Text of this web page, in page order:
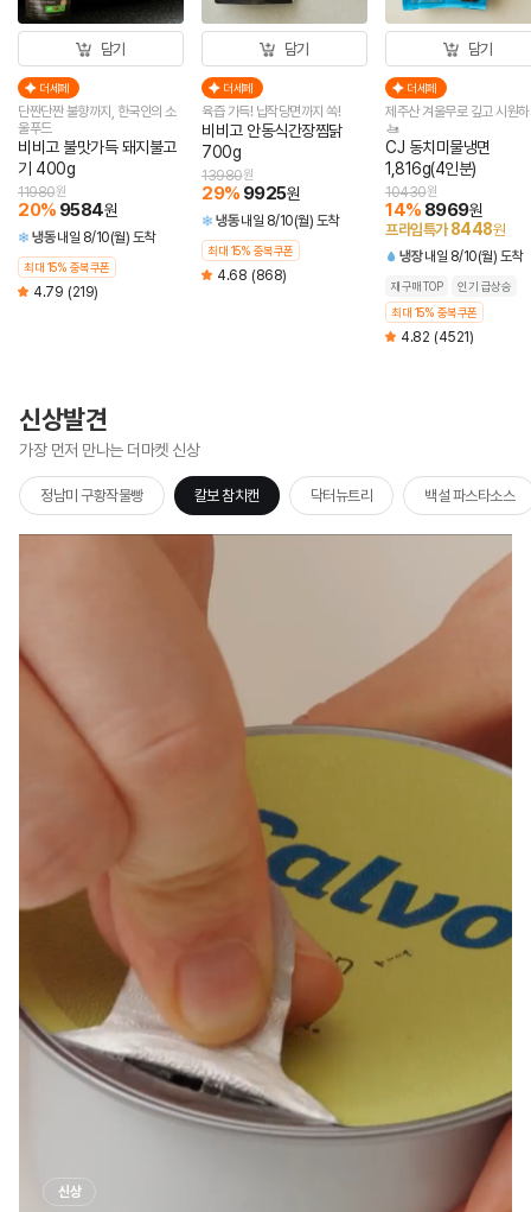
담기
더세페
단짠단짠 불향까지, 한국인의 소
울푸드
비비고 불맛가득 돼지불고
기 400g
20% 9584원
11980원
냉동 내일 8/10(월) 도착
최대 15% 중복쿠폰
4.79 (219)
담기
더세페
육즙 가득! 납작당면까지 쏙!
비비고 안동식간장찜닭
700g
29% 9925원
13980원
냉동 내일 8/10(월) 도착
최대 15% 중복쿠폰
4.68 (868)
담기
더세페
제주산 겨울무로 깊고 시원
🚤
CJ 동치미물냉면
1,816g(4인분)
14% 8969원
10430원
프라임특가 8448원
냉장 내일 8/10(월) 도착
재구매TOP
인기 급상승
최대 15% 중복쿠폰
4.82 (4521)
신상발견
가장 먼저 만나는 더마켓 신상
구황작물빵 칼보 참치캔 닥터뉴트리 백설 파스타소스 비비고
신상